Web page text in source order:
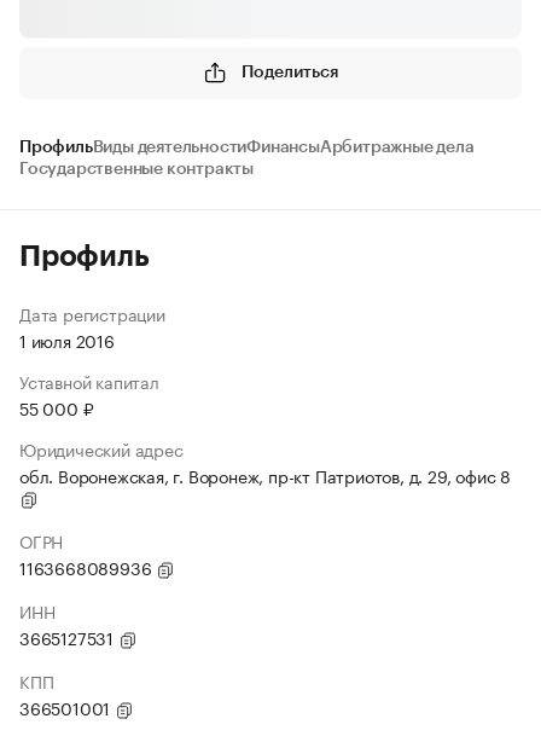
Поделиться
ПрофильВиды деятельностиФинансыАрбитражные дела
Государственные контракты
Профиль
Дата регистрации
1 июля 2016
Уставной капитал
55 000 ₽
Юридический адрес
обл. Воронежская, г. Воронеж, пр-кт Патриотов, д. 29, офис 8
ОГРН
1163668089936
ИНН
3665127531
КПП
366501001